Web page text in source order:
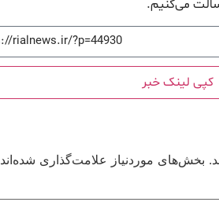
می‌کنیم.
کپی لینک خبر
بخش‌های موردنیاز علامت‌گذاری شده‌اند